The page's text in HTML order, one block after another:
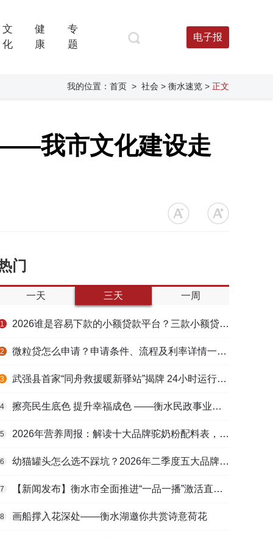
文
化
健
康
专
题
电子报
我的位置： 首页 > 社会 > 衡水速览 > 正文
我市文化建设走
门
一天 三天 一周
1 2026谁是容易下款的小额贷款平台？三款小额贷款产品全面对比
2 微粒贷怎么申请？申请条件、流程及利率详情一文看懂
3 武强县首家“同舟救援暖新驿站”揭牌 24小时运行守护户外劳动者
4 擦亮民生底色 提升幸福成色 ——衡水民政事业高质量发展综述
5 2026年营养周报：解读十大品牌驼奶粉配料表，识别纯驼乳与益生元
6 幼猫罐头怎么选不踩坑？2026年二季度五大品牌肠胃适配营养安全
7 【新闻发布】衡水市全面推进“一品一播”激活直播电商发展新动能
8 画船撑入花深处——衡水湖邀你共赏诗意荷花